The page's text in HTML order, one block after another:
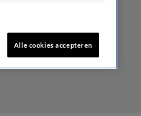
Alle cookies accepteren